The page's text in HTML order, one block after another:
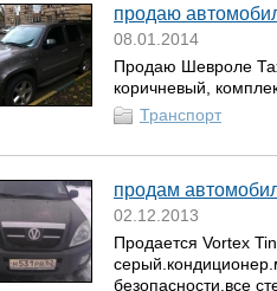
продаю
08.01.2014
Продаю Шевроле
коричневый,
Транспорт
продам
02.12.2013
Продается Vortex
безопасности.все